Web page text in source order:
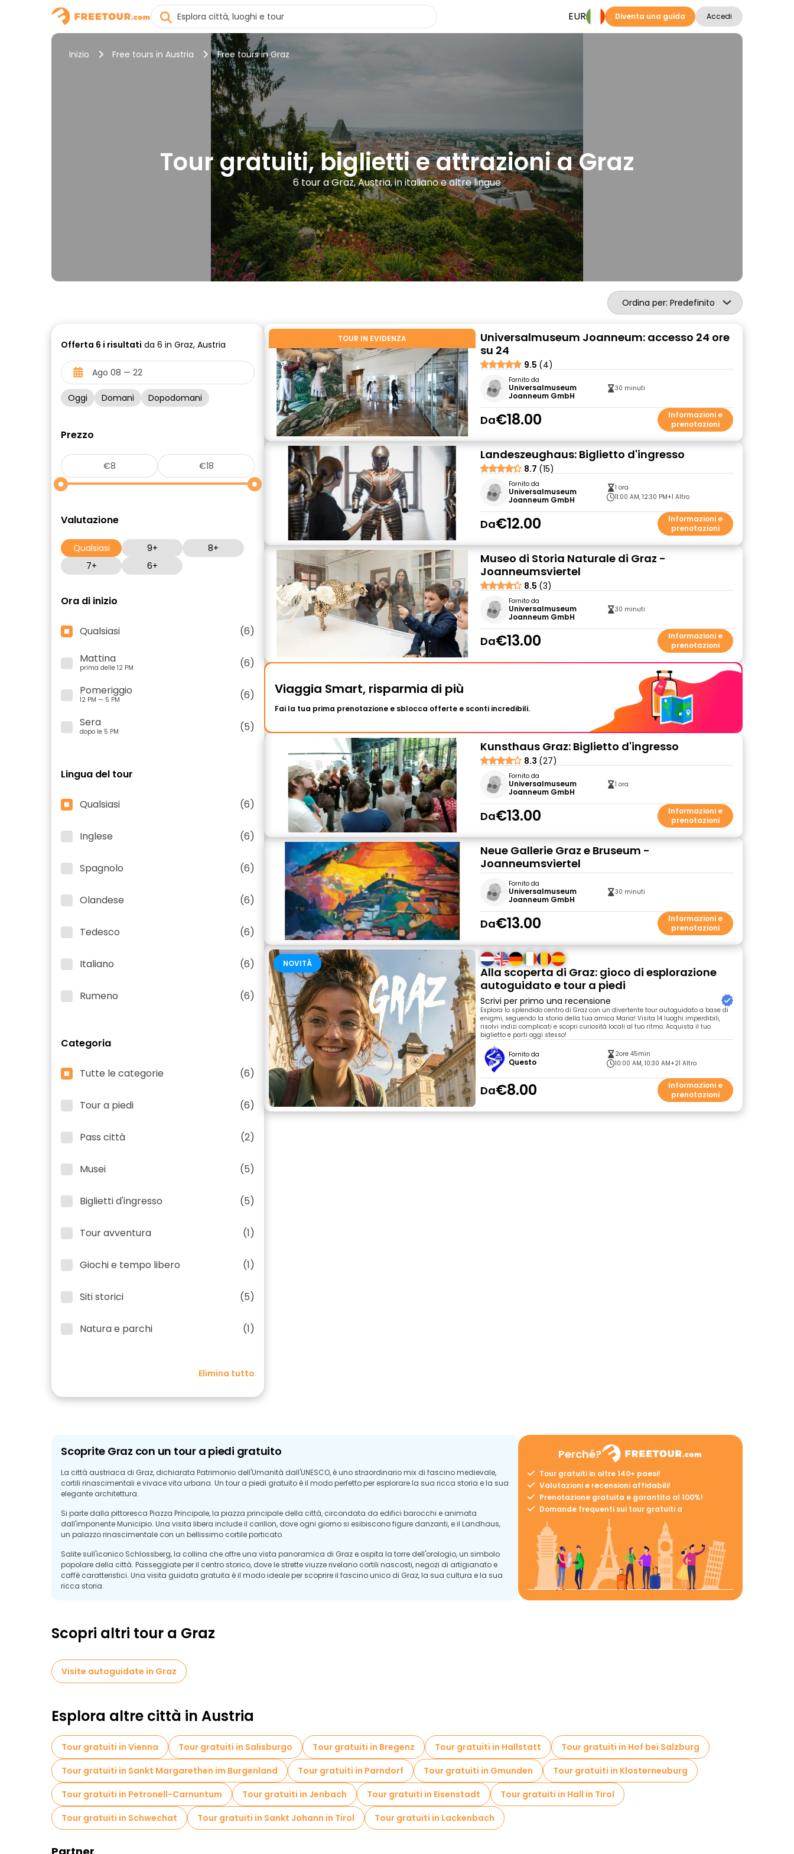
EUR Diventa una guida Accedi
Inizio Free tours in Austria Free tours in Graz
Tour gratuiti, biglietti e attrazioni a Graz
6 tour a Graz, Austria, in italiano e altre lingue
Ordina per: Predefinito
Offerta 6 i risultati da 6 in Graz, Austria
Oggi Domani Dopodomani
Prezzo
Valutazione
Qualsiasi 9+
8+
7+
6+
Ora di inizio
Qualsiasi
(6)
Mattina
prima delle 12 PM
(6)
Pomeriggio
12 PM — 5 PM
(6)
Sera
dopo le 5 PM (5)
Lingua del tour
Qualsiasi (6)
Inglese (6)
Spagnolo (6)
Olandese (6)
Tedesco (6)
Italiano (6)
Rumeno (6)
Categoria
Tutte le categorie (6)
Tour a piedi (6)
Pass città (2)
Musei (5)
Biglietti d'ingresso (5)
Tour avventura (1)
Giochi e tempo libero (1)
Siti storici (5)
Natura e parchi (1)
Elimina tutto
TOUR IN EVIDENZA
Universalmuseum Joanneum: accesso 24 ore
su 24
9.5 (4)
Fornito da
Universalmuseum
Joanneum GmbH
30 minuti
Da€18.00
Informazioni e
prenotazioni
Landeszeughaus: Biglietto d'ingresso
8.7 (15)
Fornito da
Universalmuseum
Joanneum GmbH
1 ora
11:00 AM, 12:30 PM+1 Altro
Da€12.00
Informazioni e
prenotazioni
Museo di Storia Naturale di Graz -
Joanneumsviertel
8.5 (3)
Fornito da
Universalmuseum
Joanneum GmbH
30 minuti
Da€13.00
Informazioni e
prenotazioni
Viaggia Smart, risparmia di più
Fai la tua prima prenotazione e sblocca offerte e sconti incredibili.
Kunsthaus Graz: Biglietto d'ingresso
8.3 (27)
Fornito da
Universalmuseum
Joanneum GmbH
1 ora
Da€13.00
Informazioni e
prenotazioni
Neue Gallerie Graz e Bruseum -
Joanneumsviertel
Fornito da
Universalmuseum
Joanneum GmbH
30 minuti
Da€13.00
Informazioni e
prenotazioni
NOVITÀ
Alla scoperta di Graz: gioco di esplorazione
autoguidato e tour a piedi
Scrivi per primo una recensione
Esplora lo splendido centro di Graz con un divertente tour autoguidato a base di
enigmi, seguendo la storia della tua amica Maria! Visita 14 luoghi imperdibili,
risolvi indizi complicati e scopri curiosità locali al tuo ritmo. Acquista il tuo
biglietto e parti oggi stesso!
Fornito da
Questo
2ore 45min
10:00 AM, 10:30 AM+21 Altro
Da€8.00
Informazioni e
prenotazioni
Scoprite Graz con un tour a piedi gratuito
La città austriaca di Graz, dichiarata Patrimonio dell'Umanità dall'UNESCO, è uno straordinario mix di fascino medievale,
cortili rinascimentali e vivace vita urbana. Un tour a piedi gratuito è il modo perfetto per esplorare la sua ricca storia e la sua
elegante architettura.
Si parte dalla pittoresca Piazza Principale, la piazza principale della città, circondata da edifici barocchi e animata
dall'imponente Municipio. Una visita libera include il carillon, dove ogni giorno si esibiscono figure danzanti, e il Landhaus,
un palazzo rinascimentale con un bellissimo cortile porticato.
Salite sull'iconico Schlossberg, la collina che offre una vista panoramica di Graz e ospita la torre dell'orologio, un simbolo
popolare della città. Passeggiate per il centro storico, dove le strette viuzze rivelano cortili nascosti, negozi di artigianato e
caffè caratteristici. Una visita guidata gratuita è il modo ideale per scoprire il fascino unico di Graz, la sua cultura e la sua
ricca storia.
Perché?
Tour gratuiti in oltre 140+ paesi!
Valutazioni e recensioni affidabili!
Prenotazione gratuita e garantita al 100%!
Domande frequenti sui tour gratuiti a
Scopri altri tour a Graz
Visite autoguidate in Graz
Esplora altre città in Austria
Tour gratuiti in Vienna Tour gratuiti in Salisburgo Tour gratuiti in Bregenz Tour gratuiti in Hallstatt
Tour gratuiti in Hof bei Salzburg
Tour gratuiti in Sankt Margarethen im Burgenland
Tour gratuiti in Parndorf Tour gratuiti in Gmunden
Tour gratuiti in Klosterneuburg
Tour gratuiti in Petronell-Carnuntum
Tour gratuiti in Jenbach Tour gratuiti in Eisenstadt
Tour gratuiti in Hall in Tirol
Tour gratuiti in Schwechat
Tour gratuiti in Sankt Johann in Tirol Tour gratuiti in Lackenbach